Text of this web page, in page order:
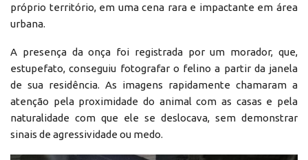
próprio território, em uma cena rara e impactante em área
urbana.
A presença da onça foi registrada por um morador, que,
estupefato, conseguiu fotografar o felino a partir da janela
de sua residência. As imagens rapidamente chamaram a
atenção pela proximidade do animal com as casas e pela
naturalidade com que ele se deslocava, sem demonstrar
sinais de agressividade ou medo.